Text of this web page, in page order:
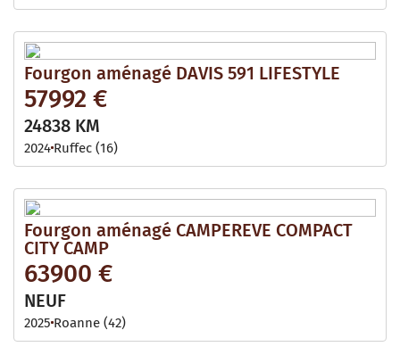
Fourgon aménagé DAVIS 591 LIFESTYLE
57992 €
24838 KM
2024 Ruffec (16)
Fourgon aménagé CAMPEREVE COMPACT
CITY CAMP
63900 €
NEUF
2025 Roanne (42)